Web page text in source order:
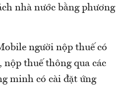
nhà nước bằng phương
người nộp thuế có
nộp thuế thông qua các
minh có cài đặt ứng